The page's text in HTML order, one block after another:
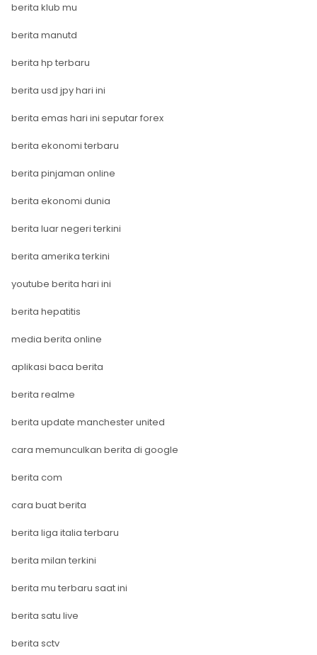
berita klub mu
berita manutd
berita hp terbaru
berita usd jpy hari ini
berita emas hari ini seputar forex
berita ekonomi terbaru
berita pinjaman online
berita ekonomi dunia
berita luar negeri terkini
berita amerika terkini
youtube berita hari ini
berita hepatitis
media berita online
aplikasi baca berita
berita realme
berita update manchester united
cara memunculkan berita di google
berita com
cara buat berita
berita liga italia terbaru
berita milan terkini
berita mu terbaru saat ini
berita satu live
berita sctv